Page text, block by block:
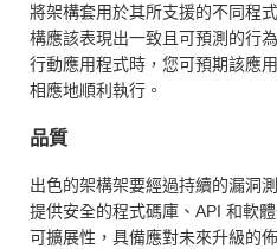
將架構套用於其所支援的不同程
構應該表現出一致且可預測的行
行動應用程式時，您可預期該應
相應地順利執行。
品質
出色的架構架要經過持續的漏洞
提供安全的程式碼庫、API 和軟
可擴展性，具備應對未來升級的